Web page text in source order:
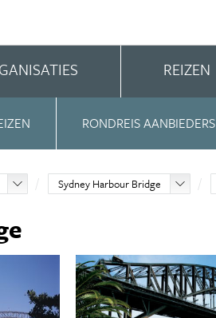
REIZEN
RONDREIS AANBIEDERS
Sydney Harbour Bridge